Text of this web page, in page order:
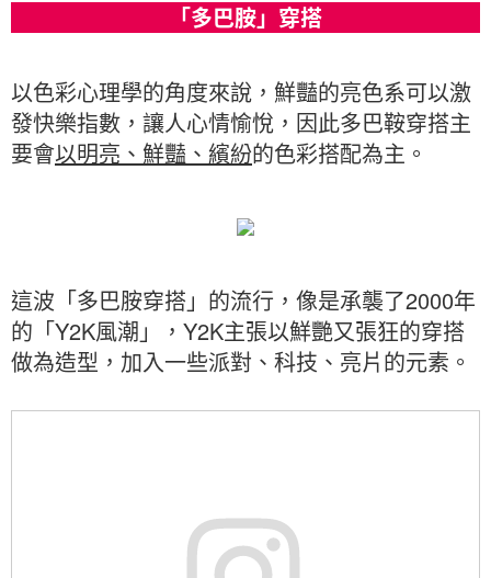
「多巴胺」穿搭
以色彩心理學的角度來說，鮮豔的亮色系可以激
發快樂指數，讓人心情愉悅，因此多巴鞍穿搭主
要會以明亮、鮮豔、繽紛的色彩搭配為主。
這波「多巴胺穿搭」的流行，像是承襲了2000年
的「Y2K風潮」，Y2K主張以鮮艷又張狂的穿搭
做為造型，加入一些派對、科技、亮片的元素。